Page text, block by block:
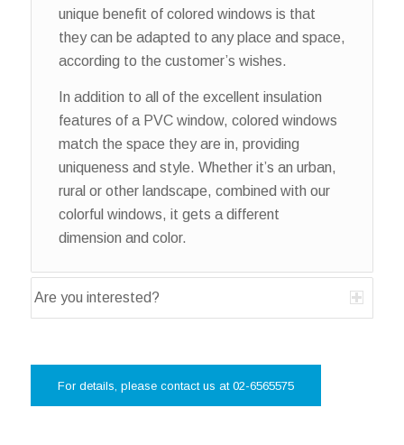
unique benefit of colored windows is that
they can be adapted to any place and space,
according to the customer’s wishes.
In addition to all of the excellent insulation
features of a PVC window, colored windows
match the space they are in, providing
uniqueness and style. Whether it’s an urban,
rural or other landscape, combined with our
colorful windows, it gets a different
dimension and color.
Are you interested?
For details, please contact us at 02-6565575